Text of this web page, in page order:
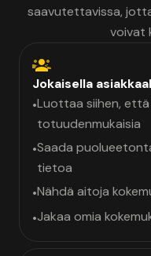
saavutettavissa,
voivat
Jokaisella
•Luottaa siihen,
totuudenmukaisia
•Saada
tietoa
•Nähdä aitoja
•Jakaa omia